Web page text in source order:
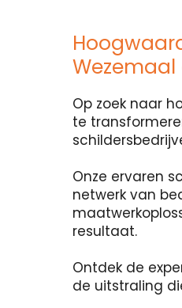
Op zoek naar
te
Onze ervaren
netwerk van
resultaat.
Ontdek de
de uitstraling